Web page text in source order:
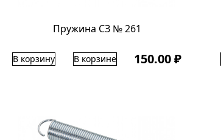
Пружина СЗ № 261
В корзину В корзине 150.00 ₽